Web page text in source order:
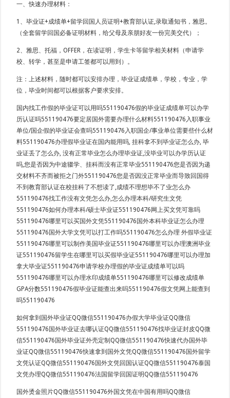
一、快速办理材料：
1、毕业证+成绩单+留学回国人员证明+教育部认证,录取通知书，雅思。
（全套留学回国必备证明材料，给父母及亲朋好友一份完美交代）；
2、雅思、托福，OFFER，在读证明，学生卡等留学相关材料（申请学
校、转学，甚至是申请工签都可以用到）。
注：上述材料，随时都可以安排办理，毕业证成绩单，学校，专业，学
位，毕业时间都可以根据客户要求安排。
国内找工作假的毕业证可以用吗551190476假的毕业证成绩单可以办学
历认证吗551190476要定居国外需要办理什么材料551190476入职事业
单位/国企假的毕业证会查吗551190476入职国企/事业单位需要些什么材
料551190476办理假毕业证在国内能用吗, 挂科拿不到毕业证怎么办, 毕
业证丢了怎么办, 没有正常毕业怎么办理毕业证,没毕业可以办学历认证
吗,您是否因为中途辍学、挂科而没有正常毕业551190476您是否因为递
交材料不齐而被拒之门外551190476您是否因没正常毕业而导致回国得
不到教育部认证在校挂科了不想读了,成绩不理想毕不了业怎么办
551190476找工作没有文凭怎么办,怎么办理本科/研究生文凭
551190476如何办理本科/硕士毕业证551190476网上买文凭可靠吗
551190476哪里可以买国外文凭551190476国外本科毕业证怎么办理
551190476国外大学文凭可以打工作吗551190476怎么办理 外假毕业证
551190476哪里可以制作美国毕业证551190476哪里可以办理澳洲毕业
证551190476留学生在哪里可以买假毕业证551190476哪里可以办理加
拿大毕业证551190476申请学校办理假的毕业证成绩单可以吗
551190476哪里可以办理水印成绩单551190476哪里可以修改成绩单
GPA分数551190476假毕业证能查出来吗551190476假文凭网上能查到
吗551190476
如何拿到国外毕业证QQ微信551190476办假大学毕业证QQ微信
551190476国外毕业证去哪认证QQ微信551190476找毕业证封皮QQ微
信551190476国外毕业证外壳定制QQ微信551190476快速代办国外毕
业证QQ微信551190476快速拿到国外文凭QQ微信551190476国外留学
文凭认证QQ微信551190476国外文凭回国认证QQ微信551190476泰国
文凭办理QQ微信551190476法国留学回国证明QQ微信551190476
国外烫金照片QQ微信551190476外国文凭在中国有用吗QQ微信